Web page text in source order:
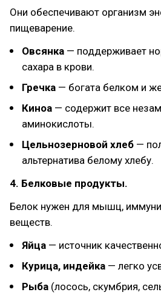
Они обеспечивают организм
пищеварение.
Овсянка — поддерживает
сахара в крови.
Гречка — богата белком и
Киноа — содержит все
аминокислоты.
Цельнозерновой хлеб —
альтернатива белому хлебу.
4. Белковые продукты.
Белок нужен для мышц,
веществ.
Яйца — источник
Курица, индейка — легко
Рыба (лосось, скумбрия,